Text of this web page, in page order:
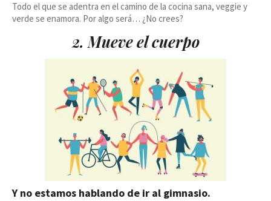
Todo el que se adentra en el camino de la cocina sana, veggie y
verde se enamora. Por algo será… ¿No crees?
2. Mueve el cuerpo
Y no estamos hablando de ir al gimnasio.